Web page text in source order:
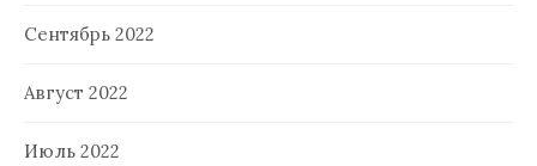
Сентябрь 2022
Август 2022
Июль 2022